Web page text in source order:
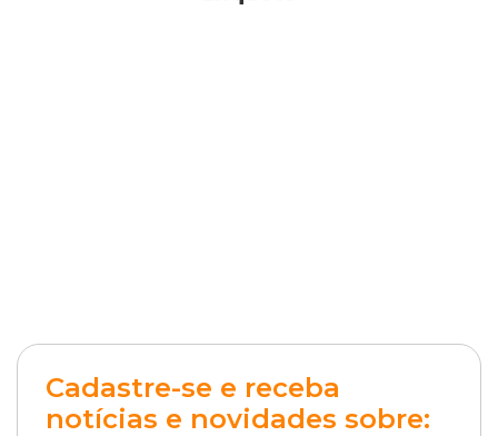
Cadastre-se e receba
notícias e novidades sobre: